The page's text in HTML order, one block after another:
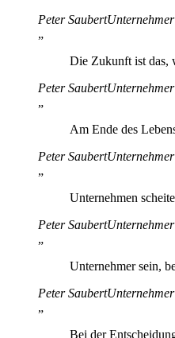
Peter Saubert
„
Die Zukunft ist das,
Peter Saubert
„
Am Ende des
Peter Saubert
„
Unternehmen
Peter Saubert
„
Unternehmer sein,
Peter Saubert
„
Bei der